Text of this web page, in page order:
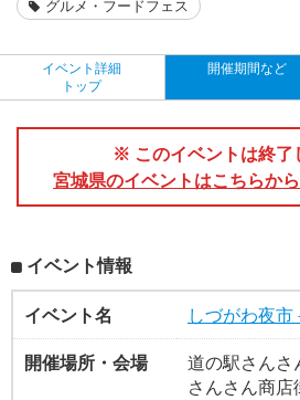
グルメ・フードフェス
イベント詳細
トップ
開催期間など
※ このイベントは終了
宮城県のイベントはこちらか
イベント情報
イベント名
しづがわ夜
開催場所・会場
道の駅さん
さんさん商